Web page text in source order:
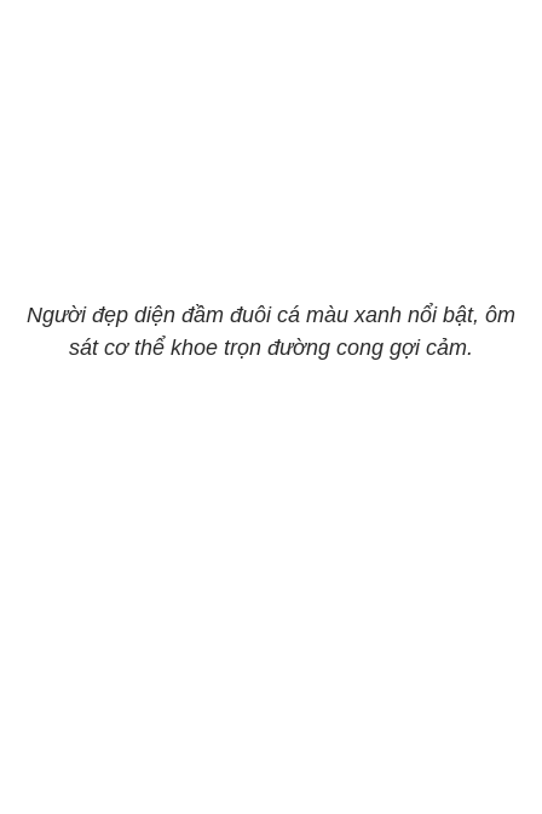
Người đẹp diện đầm đuôi cá màu xanh nổi bật, ôm
sát cơ thể khoe trọn đường cong gợi cảm.